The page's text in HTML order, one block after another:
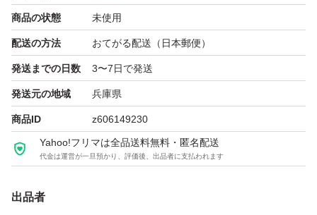
商品の状態 未使用
配送の方法 おてがる配送（日本郵便）
発送までの日数 3〜7日で発送
発送元の地域 兵庫県
商品ID z606149230
Yahoo!フリマは全品送料無料・匿名配送
代金は運営が一旦預かり、評価後、出品者に支払われます
出品者